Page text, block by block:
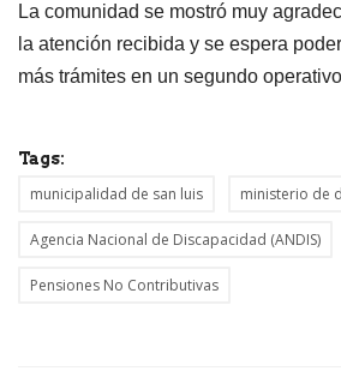
La comunidad se mostró muy
la atención recibida y se espera
más trámites en un segundo
Tags:
municipalidad de san luis ministerio de
Agencia Nacional de Discapacidad (ANDIS)
Pensiones No Contributivas